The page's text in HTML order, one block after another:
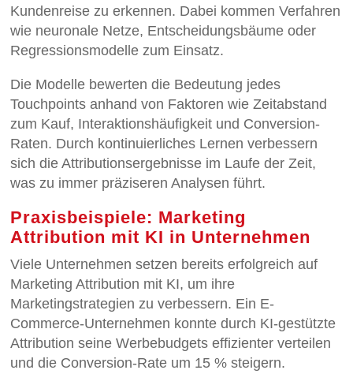
Kundenreise zu erkennen. Dabei kommen Verfahren
wie neuronale Netze, Entscheidungsbäume oder
Regressionsmodelle zum Einsatz.
Die Modelle bewerten die Bedeutung jedes
Touchpoints anhand von Faktoren wie Zeitabstand
zum Kauf, Interaktionshäufigkeit und Conversion-
Raten. Durch kontinuierliches Lernen verbessern
sich die Attributionsergebnisse im Laufe der Zeit,
was zu immer präziseren Analysen führt.
Praxisbeispiele: Marketing
Attribution mit KI in Unternehmen
Viele Unternehmen setzen bereits erfolgreich auf
Marketing Attribution mit KI, um ihre
Marketingstrategien zu verbessern. Ein E-
Commerce-Unternehmen konnte durch KI-gestützte
Attribution seine Werbebudgets effizienter verteilen
und die Conversion-Rate um 15 % steigern.